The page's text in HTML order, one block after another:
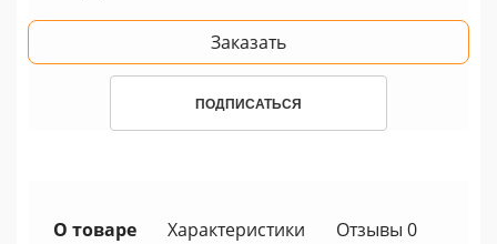
Заказать
ПОДПИСАТЬСЯ
О товаре Характеристики
Отзывы 0